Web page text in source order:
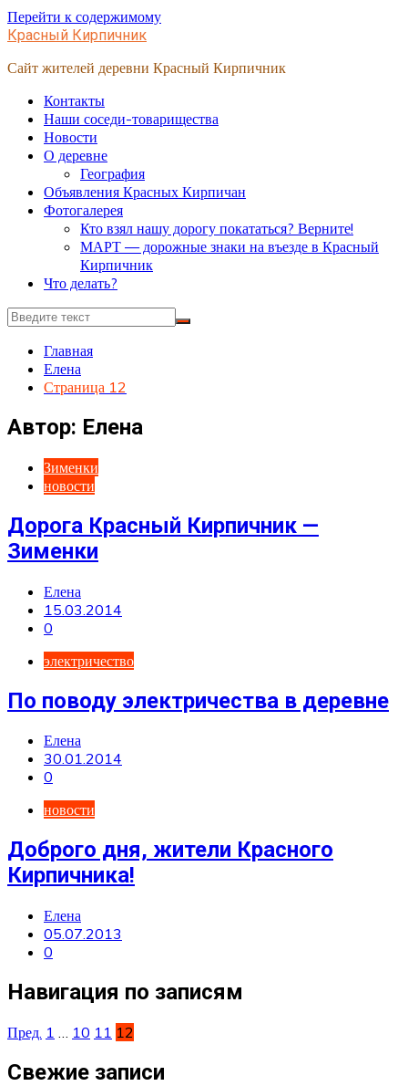
Перейти к содержимому
Красный Кирпичник
Сайт жителей деревни Красный Кирпичник
Контакты
Наши соседи-товарищества
Новости
О деревне
География
Объявления Красных Кирпичан
Фотогалерея
Кто взял нашу дорогу покататься? Верните!
МАРТ — дорожные знаки на въезде в Красный
Кирпичник
Что делать?
Главная
Елена
Страница 12
Автор: Елена
Зименки
новости
Дорога Красный Кирпичник —
Зименки
Елена
15.03.2014
0
электричество
По поводу электричества в деревне
Елена
30.01.2014
0
новости
Доброго дня, жители Красного
Кирпичника!
Елена
05.07.2013
0
Навигация по записям
Пред. 1 … 10 11 12
Свежие записи